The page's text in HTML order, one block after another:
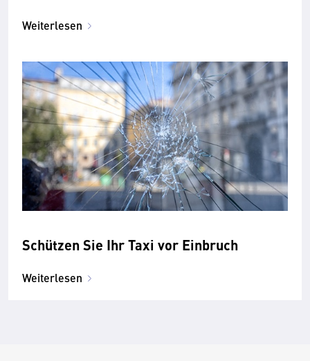
Weiterlesen
Schützen Sie Ihr Taxi vor Einbruch
Weiterlesen